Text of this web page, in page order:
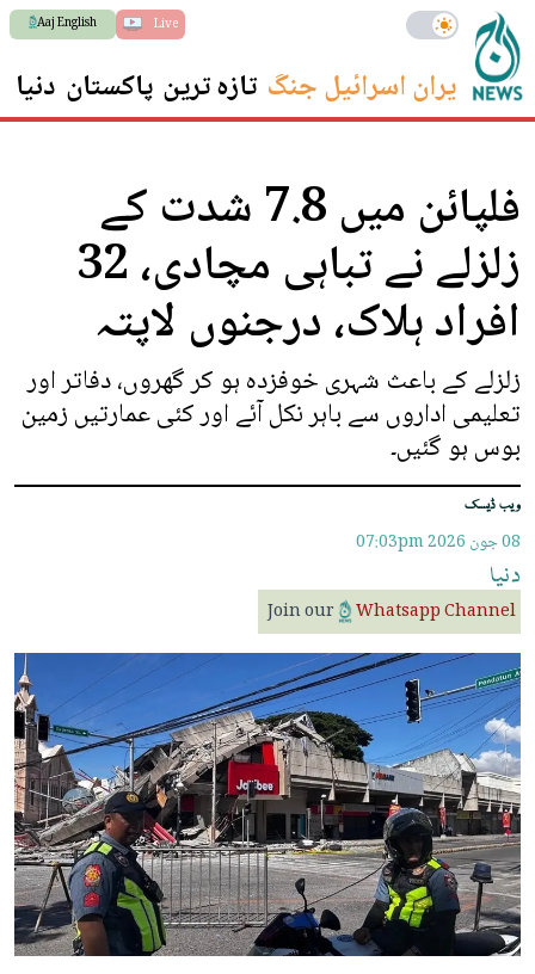
Live
Aaj English
ایران اسرائیل جنگ تازہ ترین پاکستان دنیا
فلپائن میں 7.8 شدت کے
زلزلے نے تباہی مچادی، 32
افراد ہلاک، درجنوں لاپتہ
زلزلے کے باعث شہری خوفزدہ ہو کر گھروں، دفاتر اور
تعلیمی اداروں سے باہر نکل آئے اور کئی عمارتیں زمین
بوس ہو گئیں۔
ویب ڈیسک
08 جون 2026 07:03pm
دنیا
Join our Whatsapp Channel